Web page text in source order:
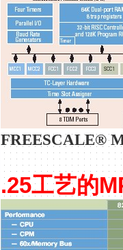
FREESCALE®
.25工艺的